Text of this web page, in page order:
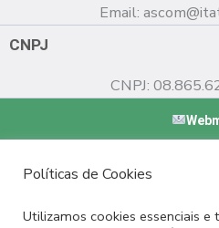
Email:
CNPJ
CNPJ:
Políticas de Cookies
Utilizamos cookies essenciais